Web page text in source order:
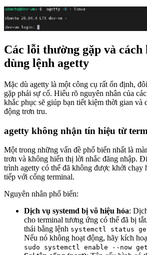
Các lỗi thường gặp và
dùng lệnh agetty
Mặc dù agetty là một công cụ rất ổn định,
gặp phải sự cố. Hiểu rõ nguyên nhân của
khắc phục sẽ giúp bạn tiết kiệm thời gian và
động trơn tru.
agetty không nhận tín hiệu từ
Một trong những vấn đề phổ biến nhất là
trơn và không hiển thị lời nhắc đăng nhập.
trình agetty có thể đã không được khởi chạy
tiếp với cổng terminal.
Nguyên nhân phổ biến:
Dịch vụ systemd bị vô hiệu hóa:
cho terminal tương ứng có thể đã bị
thái bằng lệnh systemctl status
Nếu nó không hoạt động, hãy kích
sudo systemctl enable --now